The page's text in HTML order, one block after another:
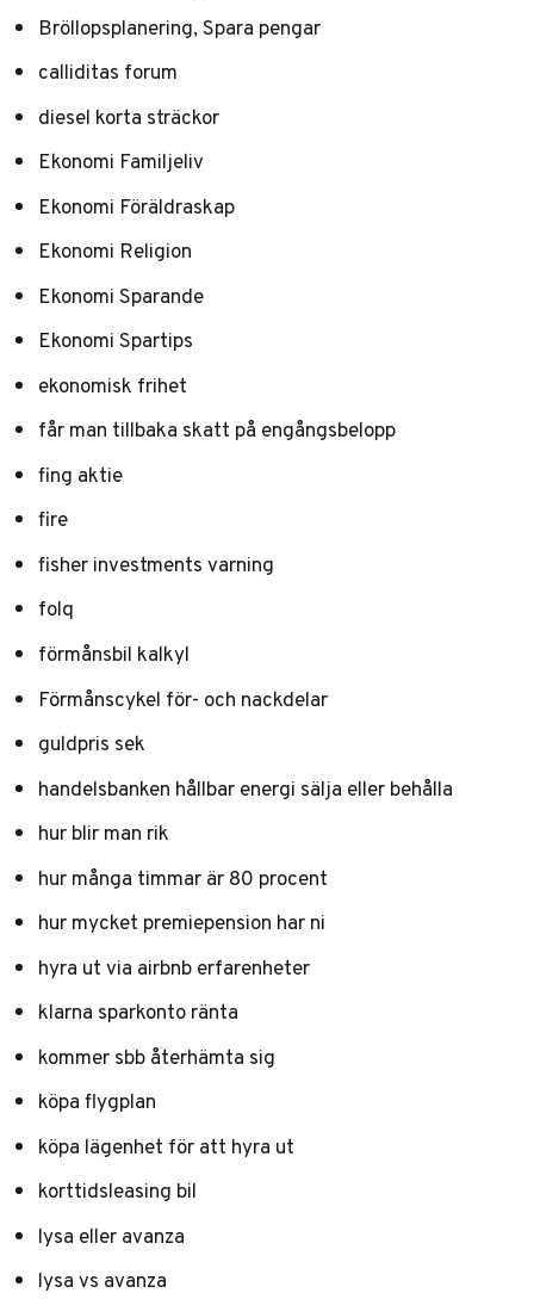
Bröllopsplanering, Spara pengar
calliditas forum
diesel korta sträckor
Ekonomi Familjeliv
Ekonomi Föräldraskap
Ekonomi Religion
Ekonomi Sparande
Ekonomi Spartips
ekonomisk frihet
får man tillbaka skatt på engångsbelopp
fing aktie
fire
fisher investments varning
folq
förmånsbil kalkyl
Förmånscykel för- och nackdelar
guldpris sek
handelsbanken hållbar energi sälja eller behålla
hur blir man rik
hur många timmar är 80 procent
hur mycket premiepension har ni
hyra ut via airbnb erfarenheter
klarna sparkonto ränta
kommer sbb återhämta sig
köpa flygplan
köpa lägenhet för att hyra ut
korttidsleasing bil
lysa eller avanza
lysa vs avanza